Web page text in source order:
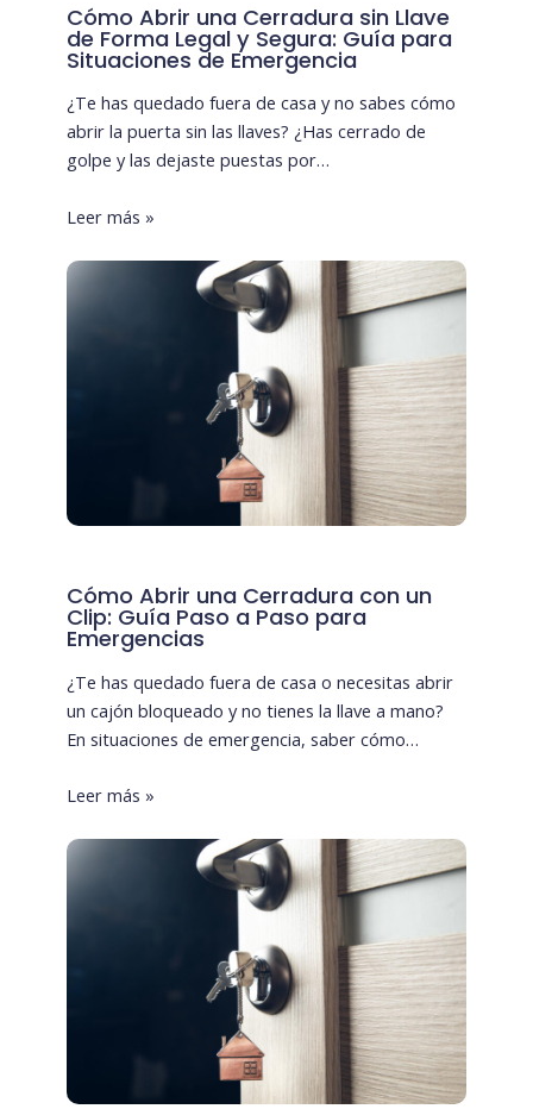
Cómo Abrir una Cerradura sin Llave
de Forma Legal y Segura: Guía para
Situaciones de Emergencia
¿Te has quedado fuera de casa y no sabes cómo
abrir la puerta sin las llaves? ¿Has cerrado de
golpe y las dejaste puestas por…
Leer más »
Cómo Abrir una Cerradura con un
Clip: Guía Paso a Paso para
Emergencias
¿Te has quedado fuera de casa o necesitas abrir
un cajón bloqueado y no tienes la llave a mano?
En situaciones de emergencia, saber cómo…
Leer más »